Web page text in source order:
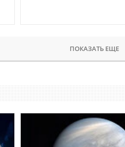
ПОКАЗАТЬ ЕЩЕ